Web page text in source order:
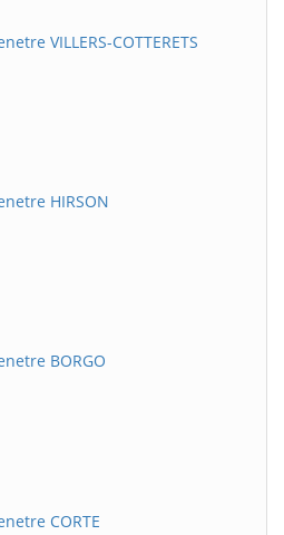
VILLERS-COTTERETS
HIRSON
BORGO
CORTE